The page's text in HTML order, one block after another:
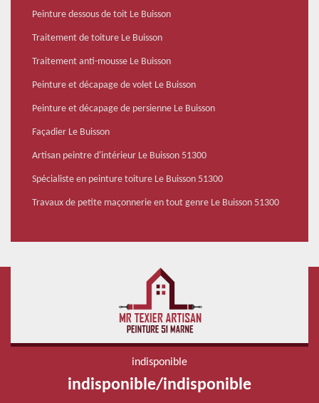
Peinture dessous de toit Le Buisson
Traitement de toiture Le Buisson
Traitement anti-mousse Le Buisson
Peinture et décapage de volet Le Buisson
Peinture et décapage de persienne Le Buisson
Façadier Le Buisson
Artisan peintre d'intérieur Le Buisson 51300
Spécialiste en peinture toiture Le Buisson 51300
Travaux de petite maçonnerie en tout genre Le Buisson 51300
indisponible
indisponible/indisponible